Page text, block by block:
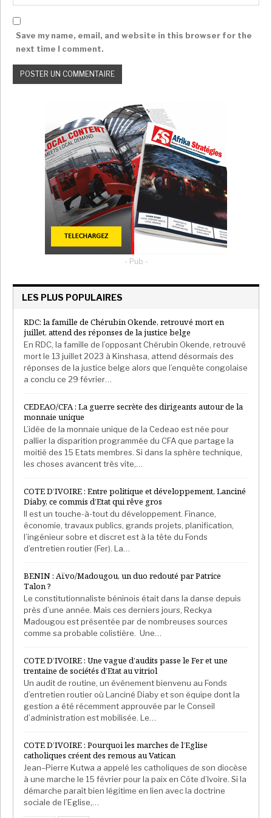
COTE D’IVOIRE : Alassane Ouattara, la
Super Admin Août 1, 2025
de…
Super Admin
Comment relancer l’économie ?
Sur le plan externe, Yaoundé devra poursuivre la
lutte contre Boko Haram, un réel frein pour les
activités économiques du pays. Cette lutte grève
forcément le budget du pays. Indépendamment de la
secte islamiste, le Cameroun devrait aussi faire face
aux effets collatéraux de la crise centrafricaine.
S’agissant de la dette qui a connu une hausse, il serait
bénéfique de travailler à la réduire. En effet, au 31
milliards de francs CFA, soit 30% du PIB, selon Louis
qui l’annonçait le 28 mars dernier au Sénat. Ce chiffre
équivaut à une hausse de 773milliards, comparé à la
même période en 2017. Mais cela va être une tache
ardue. Et il faut peut-être s’attendre à une tendance
haussière de la dette puisque le Cameroun accueille
investissements pour rénover ou réaliser de
nouvelles infrastructures d’envergure. Partant, la
pression sur les dépenses et les emprunts sera
forcément grande. Déjà, l’an dernier, le pays avait
international (FMI). « En juin 2017, le Cameroun a signé
un accord triennal avec le FMI et s’est vu accorder une
Facilité élargie de crédit d’un montant de plus de 680
millions de USD, visant à soutenir les efforts du
gouvernement et à jeter les bases d’une croissance
le site de la plateforme internationale des experts
comptable. Selon la même source, « l a stratégie
intérimaire de croissance et d’emploi 2018-2020 vise
à renforcer l’investissement du secteur privé, la
création d’emplois et la diversification
économique».D’ailleurs ce site note que malgré les
performances économiques assez satisfaisantes du
pays , «la pauvreté touche près de 40% de la
population, soit 8 millions d’habitants.
l’Etat
Les dépenses de sécurité constituent un fardeau
pour le gouvernement camerounais et freine le plan
de développement du pays. Même s’il bénéfice de
Save my name, email, and website in this browser for the
next time I comment.
- Pub -
LES PLUS POPULAIRES
RDC: la famille de Chérubin Okende, retrouvé mort en
juillet, attend des réponses de la justice belge
En RDC, la famille de l’opposant Chérubin Okende, retrouvé
mort le 13 juillet 2023 à Kinshasa, attend désormais des
réponses de la justice belge alors que l’enquête congolaise
a conclu ce 29 février…
CEDEAO/CFA : La guerre secrète des dirigeants autour de la
monnaie unique
L’idée de la monnaie unique de la Cedeao est née pour
pallier la disparition programmée du CFA que partage la
moitié des 15 Etats membres. Si dans la sphère technique,
les choses avancent très vite,…
COTE D’IVOIRE : Entre politique et développement, Lanciné
Diaby, ce commis d’Etat qui rêve gros
Il est un touche-à-tout du développement. Finance,
économie, travaux publics, grands projets, planification,
l’ingénieur sobre et discret est à la tête du Fonds
d’entretien routier (Fer). La…
BENIN : Aïvo/Madougou, un duo redouté par Patrice
Talon ?
Le constitutionnaliste béninois était dans la danse depuis
près d’une année. Mais ces derniers jours, Reckya
Madougou est présentée par de nombreuses sources
comme sa probable colistière. Une…
COTE D’IVOIRE : Une vague d’audits passe le Fer et une
trentaine de sociétés d’Etat au vitriol
Un audit de routine, un événement bienvenu au Fonds
d’entretien routier où Lanciné Diaby et son équipe dont la
gestion a été récemment approuvée par le Conseil
d’administration est mobilisée. Le…
COTE D’IVOIRE : Pourquoi les marches de l’Eglise
catholiques créent des remous au Vatican
Jean–Pierre Kutwa a appelé les catholiques de son diocèse
à une marche le 15 février pour la paix en Côte d’Ivoire. Si la
démarche paraît bien légitime en lien avec la doctrine
sociale de l’Eglise,…